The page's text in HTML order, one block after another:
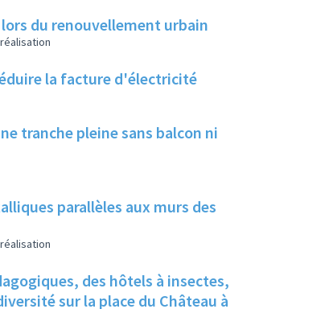
lors du renouvellement urbain
la facture d'électricité
tranche pleine sans balcon ni
parallèles aux murs des
des hôtels à insectes,
sur la place du Château à